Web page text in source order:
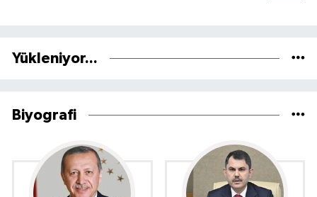
Yükleniyor...
Biyografi